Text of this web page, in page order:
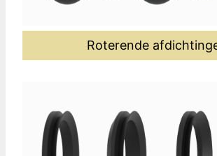
Roterende